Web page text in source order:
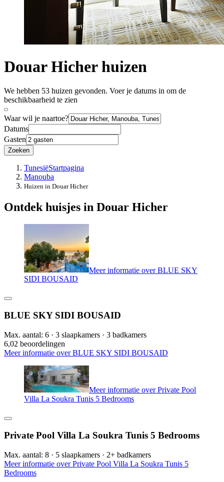
Douar Hicher huizen
We hebben 53 huizen gevonden. Voer je datums in om de
beschikbaarheid te zien
Waar wil je naartoe?
Datums
Gasten
Zoeken
TunesiëStartpagina
Manouba
Huizen in Douar Hicher
Ontdek huisjes in Douar Hicher
Meer informatie over BLUE SKY
SIDI BOUSAID
BLUE SKY SIDI BOUSAID
Max. aantal: 6 · 3 slaapkamers · 3 badkamers
6,02 beoordelingen
Meer informatie over BLUE SKY SIDI BOUSAID
Meer informatie over Private Pool
Villa La Soukra Tunis 5 Bedrooms
Private Pool Villa La Soukra Tunis 5 Bedrooms
Max. aantal: 8 · 5 slaapkamers · 2+ badkamers
Meer informatie over Private Pool Villa La Soukra Tunis 5
Bedrooms